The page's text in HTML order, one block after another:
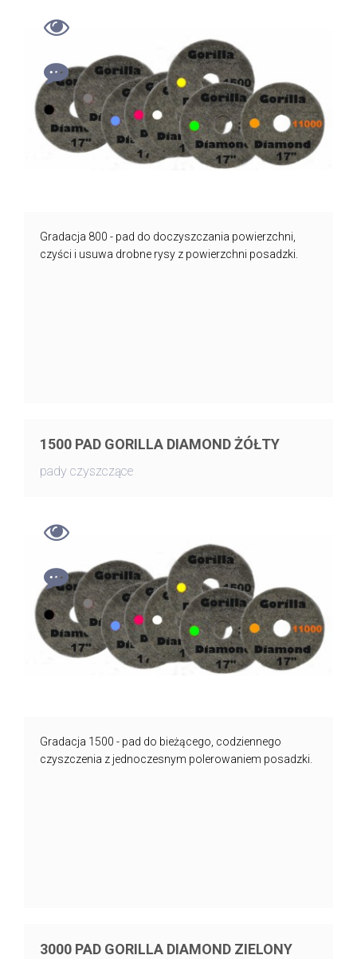
Gradacja 800 - pad do doczyszczania powierzchni,
czyści i usuwa drobne rysy z powierzchni posadzki.
1500 PAD GORILLA DIAMOND ŻÓŁTY
pady czyszczące
Gradacja 1500 - pad do bieżącego, codziennego
czyszczenia z jednoczesnym polerowaniem posadzki.
3000 PAD GORILLA DIAMOND ZIELONY